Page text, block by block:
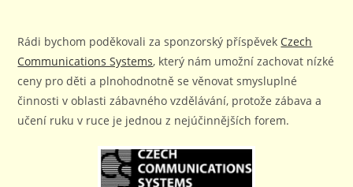
Rádi bychom poděkovali za sponzorský příspěvek Czech
Communications Systems, který nám umožní zachovat nízké
ceny pro děti a plnohodnotně se věnovat smysluplné
činnosti v oblasti zábavného vzdělávání, protože zábava a
učení ruku v ruce je jednou z nejúčinnějších forem.